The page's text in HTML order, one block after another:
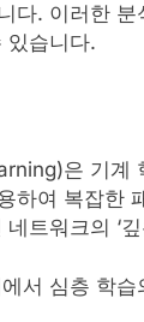
다. 이러한
있습니다.
은 기계
하여 복잡한
트워크의 ‘
서 심층 학